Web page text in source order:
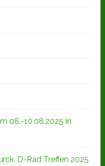
08.-10.08.2025 in
D-Rad Treffen 2025